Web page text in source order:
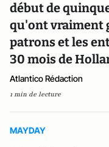
début de
qu'ont vraiment
patrons et les
30 mois de
Atlantico Rédaction
1 min de lecture
MAYDAY